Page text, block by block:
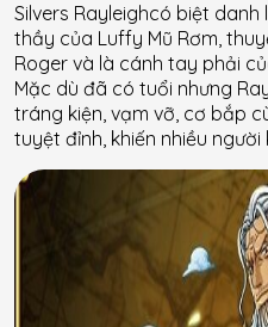
Silvers Rayleighcó biệt danh
thầy của Luffy Mũ Rơm,
Roger và là cánh tay phải
Mặc dù đã có tuổi nhưng
tráng kiện, vạm vỡ, cơ bắp
tuyệt đỉnh, khiến nhiều người